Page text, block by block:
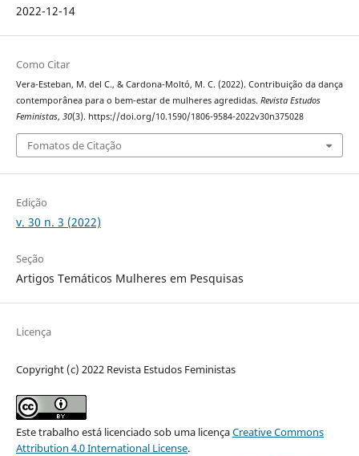
2022-12-14
Como Citar
Vera-Esteban, M. del C., & Cardona-Moltó, M. C. (2022). Contribuição da dança
contemporânea para o bem-estar de mulheres agredidas. Revista Estudos
Feministas, 30(3). https://doi.org/10.1590/1806-9584-2022v30n375028
Fomatos de Citação
Edição
v. 30 n. 3 (2022)
Seção
Artigos Temáticos Mulheres em Pesquisas
Licença
Copyright (c) 2022 Revista Estudos Feministas
Este trabalho está licenciado sob uma licençaCreative Commons
Attribution 4.0 International License.